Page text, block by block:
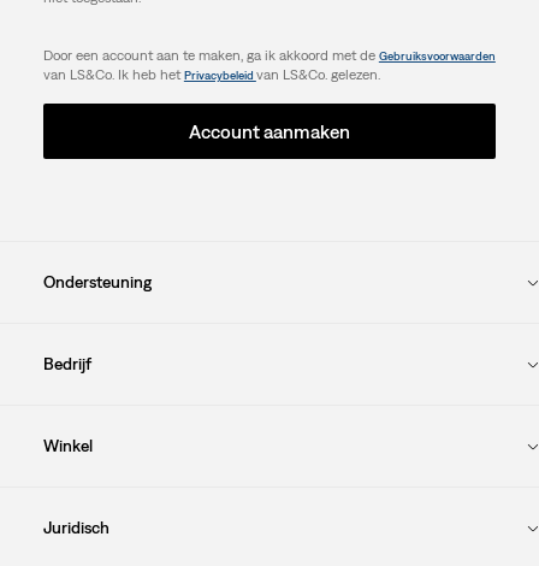
Door een account aan te maken, ga ik akkoord met de Gebruiksvoorwaarden
van LS&Co. Ik heb hetPrivacybeleid van LS&Co. gelezen.
Account aanmaken
Ondersteuning
Bedrijf
Winkel
Juridisch